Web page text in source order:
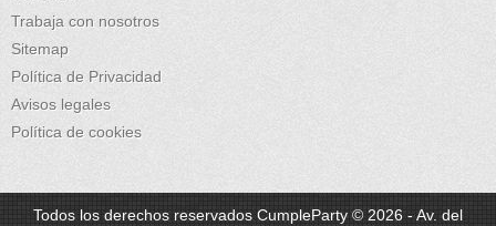
Trabaja con nosotros
Sitemap
Política de Privacidad
Avisos legales
Política de cookies
Todos los derechos reservados CumpleParty © 2026 - Av. del